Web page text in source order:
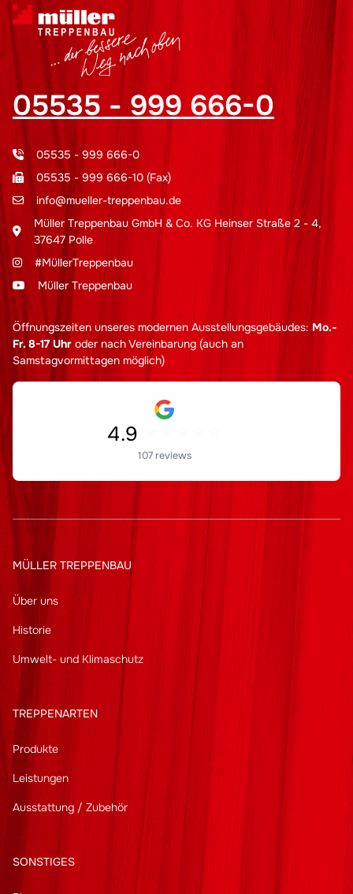
05535 - 999 666-0
05535 - 999 666-0
05535 - 999 666-10 (Fax)
info@mueller-treppenbau.de
Müller Treppenbau GmbH & Co. KG Heinser Straße 2 - 4,
37647 Polle
#MüllerTreppenbau
Müller Treppenbau
Öffnungszeiten unseres modernen Ausstellungsgebäudes: Mo.-
Fr. 8-17 Uhr oder nach Vereinbarung (auch an
Samstagvormittagen möglich)
4.9
107 reviews
MÜLLER TREPPENBAU
Über uns
Historie
Umwelt- und Klimaschutz
TREPPENARTEN
Produkte
Leistungen
Ausstattung / Zubehör
SONSTIGES